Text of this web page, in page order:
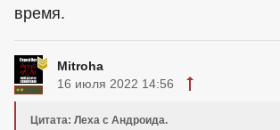
время.
Mitroha
16 июля 2022 14:56
Цитата: Леха с Андроида.